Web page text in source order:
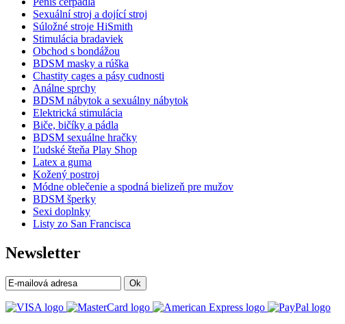
Sexuální stroj a dojící stroj
Súložné stroje HiSmith
Stimulácia bradaviek
Obchod s bondážou
BDSM masky a rúška
Chastity cages a pásy cudnosti
Análne sprchy
BDSM nábytok a sexuálny nábytok
Elektrická stimulácia
Biče, bičíky a pádla
BDSM sexuálne hračky
Ľudské šteňa Play Shop
Latex a guma
Kožený postroj
Módne oblečenie a spodná bielizeň pre mužov
BDSM šperky
Sexi doplnky
Listy zo San Francisca
Newsletter
Ok